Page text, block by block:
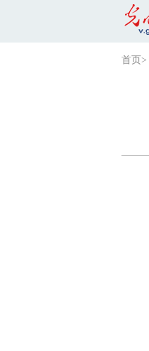
首页 >